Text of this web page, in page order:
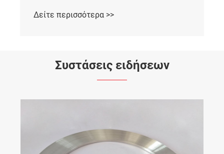
Δείτε περισσότερα >>
Συστάσεις ειδήσεων